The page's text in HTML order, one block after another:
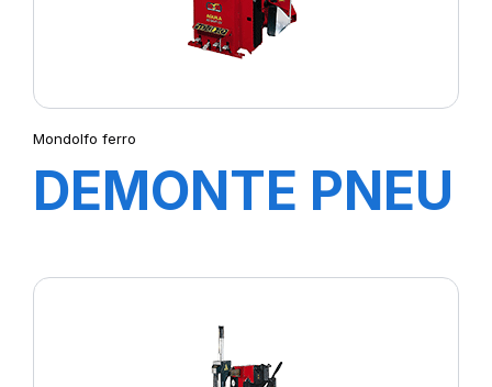
Mondolfo ferro
DEMONTE PNEU